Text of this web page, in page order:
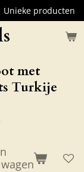
Unieke producten
met
Turkije